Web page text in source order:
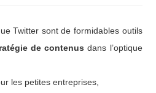
Twitter sont de formidables outils
de contenus dans l’optique
les petites entreprises,